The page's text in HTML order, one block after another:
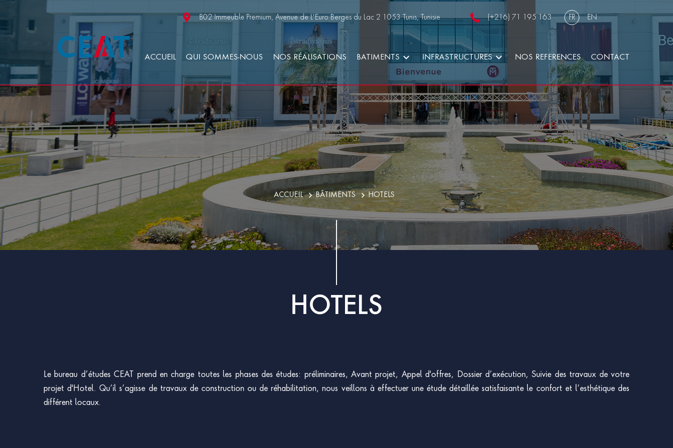
B02 Immeuble Premium, Avenue de L'Euro Berges du Lac 2 1053 Tunis, Tunisie (+216) 71 195 163 FR EN
ACCUEIL QUI SOMMES-NOUS NOS RÉALISATIONS BATIMENTS INFRASTRUCTURES NOS REFERENCES CONTACT
ACCUEIL BÂTIMENTS HOTELS
HOTELS
Le bureau d’études CEAT prend en charge toutes les phases des études: préliminaires, Avant projet, Appel d'offres, Dossier d’exécution, Suivie des travaux de votre
projet d'Hotel. Qu’il s’agisse de travaux de construction ou de réhabilitation, nous veillons à effectuer une étude détaillée satisfaisante le confort et l’esthétique des
différent locaux.